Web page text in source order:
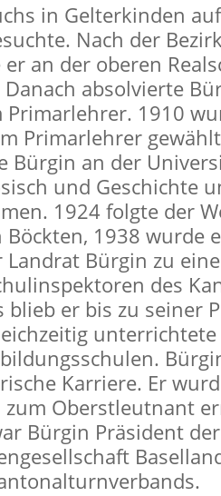
in Gelterkinden
Nach der
an der oberen
absolvierte
Primarlehrer. 1910
Primarlehrer
Bürgin an der
und Geschichte
1924 folgte der
Böckten, 1938 wurde
Landrat Bürgin zu
des
blieb er bis zu seiner
Karriere. Er
Oberstleutnant
Bürgin Präsident der